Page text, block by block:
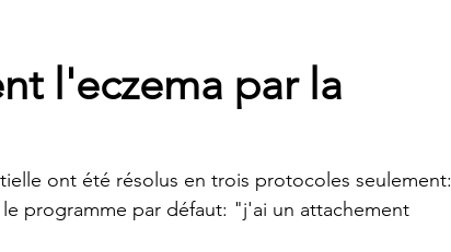
l'eczema par la
ont été résolus en trois protocoles seulement:
programme par défaut: "j'ai un attachement